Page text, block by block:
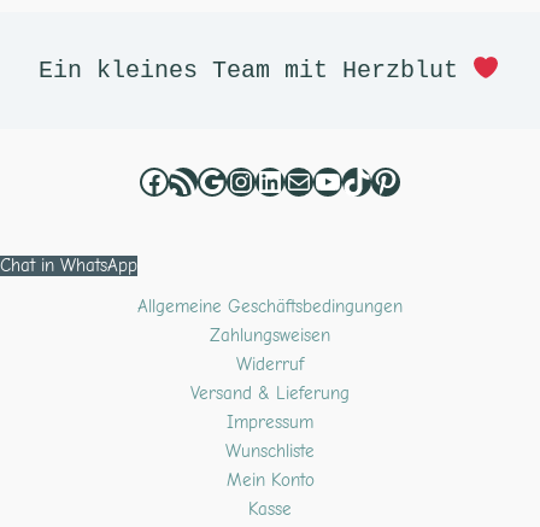
Ein kleines Team mit Herzblut
Chat in WhatsApp
Allgemeine Geschäftsbedingungen
Zahlungsweisen
Widerruf
Versand & Lieferung
Impressum
Wunschliste
Mein Konto
Kasse